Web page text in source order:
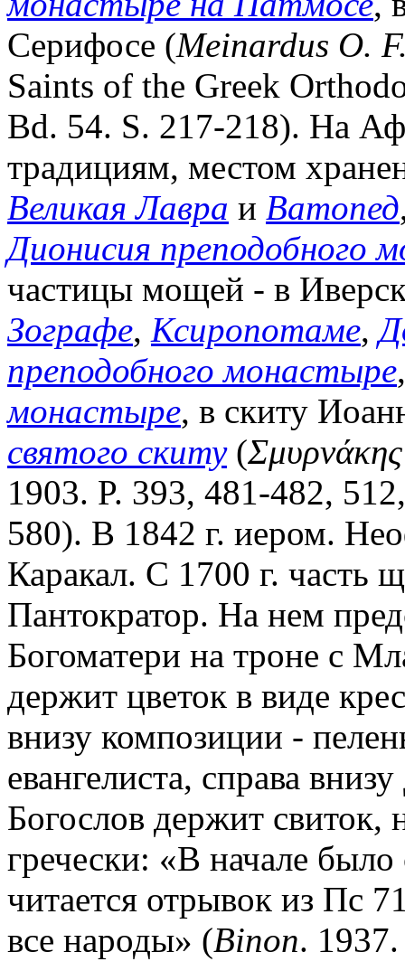
Серифосе (Meinardus O.
Saints of the Greek
Bd. 54. S. 217-218). На
традициям, местом
Великая Лавра и Ватопед
Дионисия преподобного
частицы мощей - в
Зографе, Ксиропотаме,
преподобного монастыре
монастыре, в скиту
святого скиту(Σμυρνάκης
1903. P. 393, 481-482,
580). В 1842 г. иером.
Каракал. С 1700 г. часть
Пантократор. На нем
Богоматери на троне с
держит цветок в виде
внизу композиции -
евангелиста, справа
Богослов держит свиток,
гречески: «В начале
читается отрывок из Пс
все народы» (Binon.